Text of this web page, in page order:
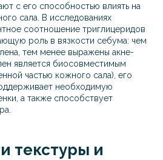
с его способностью влиять на
сала. В исследованиях
соотношение триглицеридов
роль в вязкости себума: чем
тем менее выражены акне-
является биосовместимым
частью кожного сала), его
необходимую
а также способствует
текстуры и